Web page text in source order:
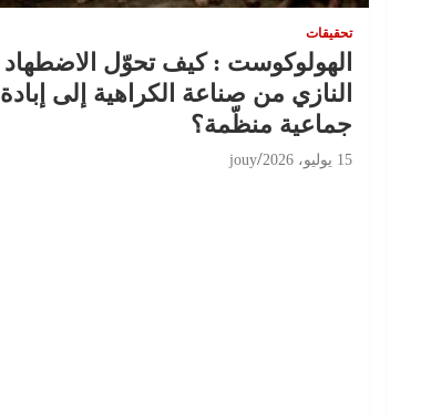
تحقيقات
الهولوكوست : كيف تحوّل الاضطهاد
النازي من صناعة الكراهية إلى إبادة
جماعية منظّمة؟
15 يوليو، 2026 jouy